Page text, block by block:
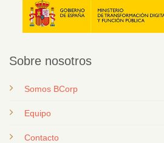
Sobre nosotros
Somos BCorp
Equipo
Contacto